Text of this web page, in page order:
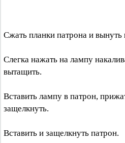
Сжать планки патрона и вынуть
Слегка нажать на лампу
вытащить.
Вставить лампу в патрон,
защелкнуть.
Вставить и защелкнуть патрон.